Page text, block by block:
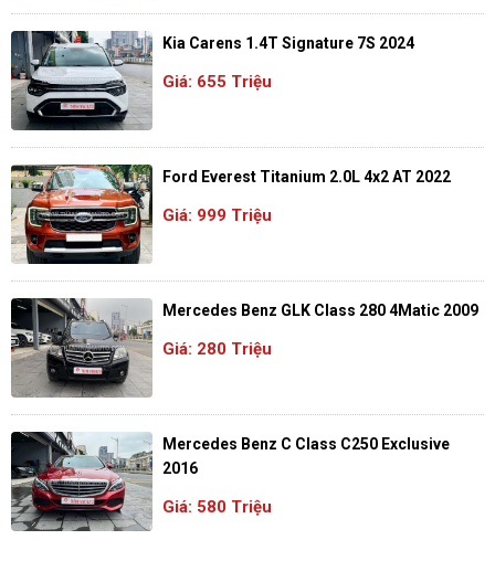
Kia Carens 1.4T Signature 7S 2024
Giá: 655 Triệu
Ford Everest Titanium 2.0L 4x2 AT 2022
Giá: 999 Triệu
Mercedes Benz GLK Class 280 4Matic 2009
Giá: 280 Triệu
Mercedes Benz C Class C250 Exclusive
2016
Giá: 580 Triệu